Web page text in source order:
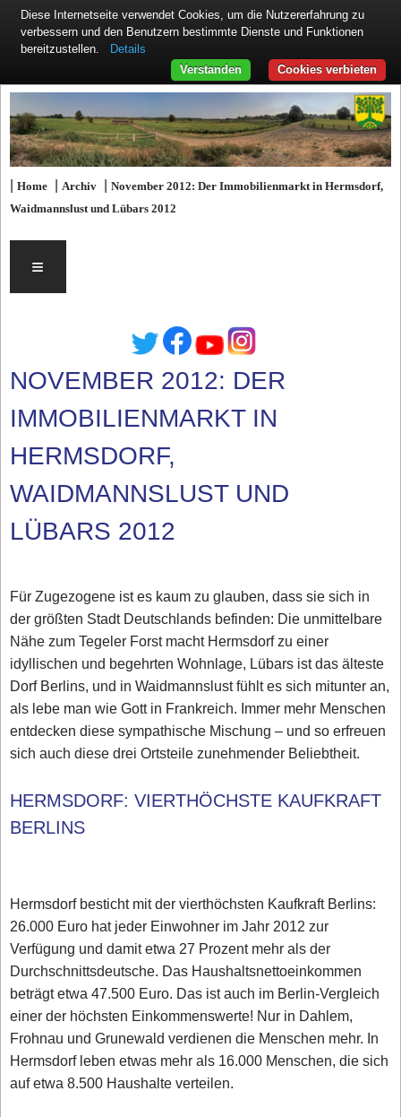
|Home |Archiv |November 2012: Der Immobilienmarkt in Hermsdorf,
Waidmannslust und Lübars 2012
≡
NOVEMBER 2012: DER
IMMOBILIENMARKT IN
HERMSDORF,
WAIDMANNSLUST UND
LÜBARS 2012
Für Zugezogene ist es kaum zu glauben, dass sie sich in
der größten Stadt Deutschlands befinden: Die unmittelbare
Nähe zum Tegeler Forst macht Hermsdorf zu einer
idyllischen und begehrten Wohnlage, Lübars ist das älteste
Dorf Berlins, und in Waidmannslust fühlt es sich mitunter an,
als lebe man wie Gott in Frankreich. Immer mehr Menschen
entdecken diese sympathische Mischung – und so erfreuen
sich auch diese drei Ortsteile zunehmender Beliebtheit.
HERMSDORF: VIERTHÖCHSTE KAUFKRAFT
BERLINS
Hermsdorf besticht mit der vierthöchsten Kaufkraft Berlins:
26.000 Euro hat jeder Einwohner im Jahr 2012 zur
Verfügung und damit etwa 27 Prozent mehr als der
Durchschnittsdeutsche. Das Haushaltsnettoeinkommen
beträgt etwa 47.500 Euro. Das ist auch im Berlin-Vergleich
einer der höchsten Einkommenswerte! Nur in Dahlem,
Frohnau und Grunewald verdienen die Menschen mehr. In
Hermsdorf leben etwas mehr als 16.000 Menschen, die sich
auf etwa 8.500 Haushalte verteilen.
Diese Internetseite verwendet Cookies, um die Nutzererfahrung zu
verbessern und den Benutzern bestimmte Dienste und Funktionen
bereitzustellen.
Details
Cookies verbieten
Verstanden